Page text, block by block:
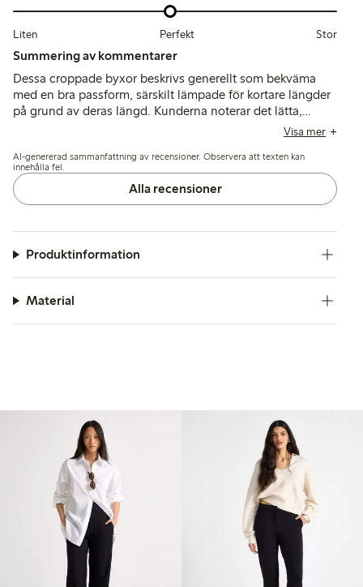
Liten Perfekt Stor
Summering av kommentarer
Dessa croppade byxor beskrivs generellt som bekväma
med en bra passform, särskilt lämpade för kortare längder
på grund av deras längd. Kunderna noterar det lätta,
skrynkelfria tyget och mångsidigheten för både vardagliga
storleksvariationer och ibland problem med passformen
runt höfterna.
Visa mer
AI-genererad sammanfattning av recensioner. Observera att texten kan
innehålla fel.
Alla recensioner
Produktinformation
Material